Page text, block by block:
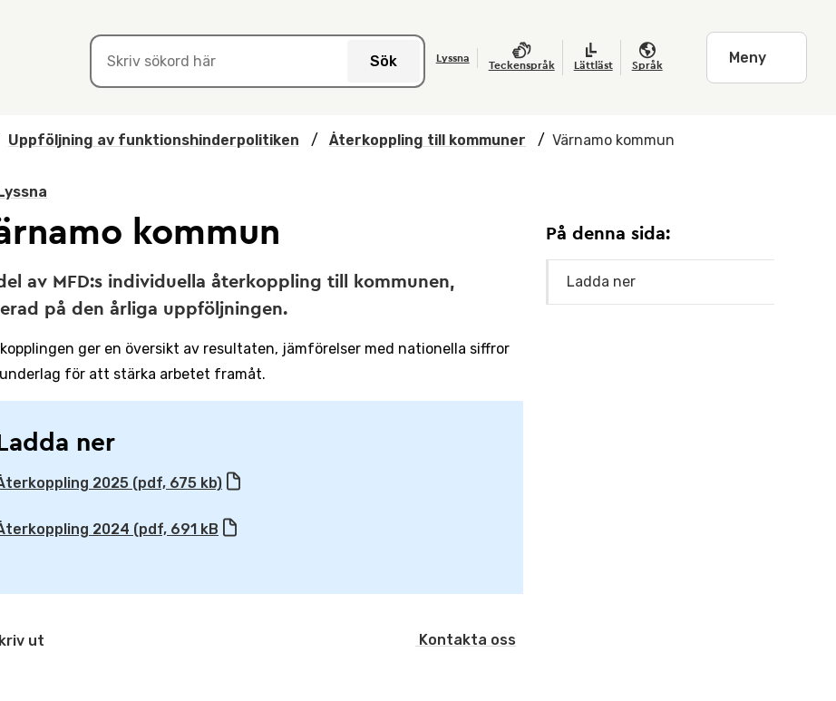
Sök Lyssna
Teckenspråk Lättläst Språk Meny
Uppföljning av funktionshinderpolitiken / Återkoppling till kommuner / Värnamo kommun
kommun
av MFD:s individuella återkoppling till kommunen,
på den årliga uppföljningen.
ger en översikt av resultaten, jämförelser med nationella siffror
för att stärka arbetet framåt.
ner
2025 (pdf, 675 kb)
2024 (pdf, 691 kB
ut Kontakta oss
På denna sida:
Ladda ner